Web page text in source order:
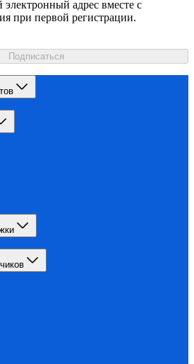
адрес вместе с
при первой регистрации.
Подписаться